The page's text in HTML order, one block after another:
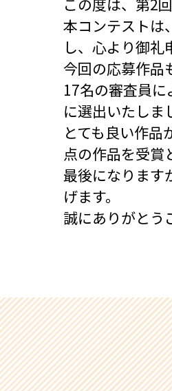
本コンテストは
し、心より御礼
今回の応募作品
17名の審査員
に選出いたしま
とても良い作
点の作品を受賞
最後になります
げます。
誠にありがとう